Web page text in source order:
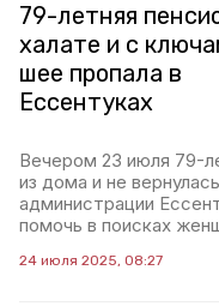
79-летняя
халате и с
шее пропала в
Ессентуках
Вечером 23 июля 79-
из дома и не
администрации
помочь в поисках
24 июля 2025, 08:27